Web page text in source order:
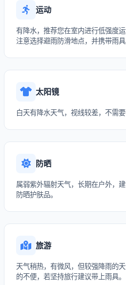
运动
有降水，推荐您在室内进行低强度
注意选择避雨防滑地点，并携带雨具
太阳镜
白天有降水天气，视线较差，不需
防晒
属弱紫外辐射天气，长期在户外，
防晒护肤品。
旅游
天气稍热，有微风，但较强降雨的
的不便，若坚持旅行建议带上雨具。